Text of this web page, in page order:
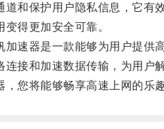
保护用户隐私信息，它有效
得更加安全可靠。
速器是一款能够为用户提供高
和加速数据传输，为用户解
您将能够畅享高速上网的乐趣